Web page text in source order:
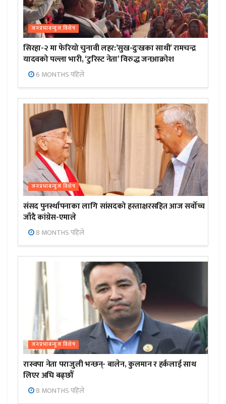
जनप्रभाबन्युज विशेष
सिरहा-२ मा फेरियो चुनावी लहर:’सुख-दुःखका साथी’ रामचन्द्र
यादवको पल्ला भारी, ‘टुरिस्ट नेता’ विरुद्ध जनआक्रोश
6 MONTHS पहिले
जनप्रभाबन्युज विशेष
संसद पुनर्स्थापनाका लागि सांसदको हस्ताक्षरसहित आज सर्वोच्च
जाँदै कांग्रेस-एमाले
8 MONTHS पहिले
जनप्रभाबन्युज विशेष
रास्वपा नेता पराजुली भन्छन्- बालेन, कुलमान र हर्कलाई साथ
लिएर अघि बढ्छौँ
8 MONTHS पहिले